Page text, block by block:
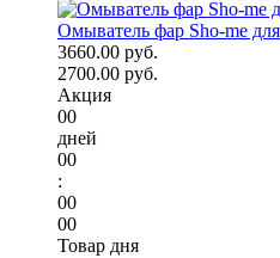
Омыватель фар Sho-me
3660.00 руб.
2700.00 руб.
Акция
00
дней
00
:
00
00
Товар дня